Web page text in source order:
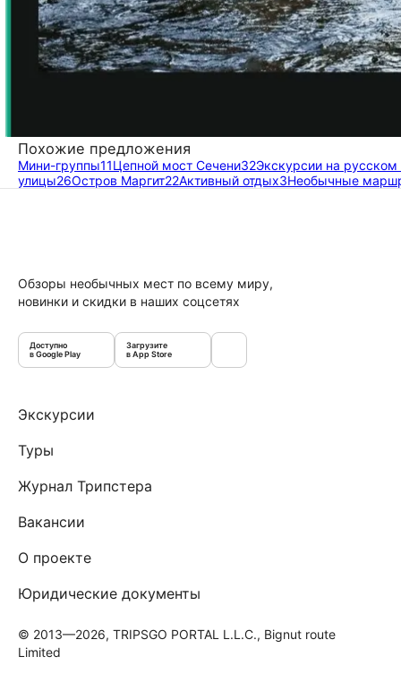
Похожие предложения
Мини-группы11Цепной мост Сечени32Экскурсии на русском
улицы26Остров Маргит22Активный отдых3Необычные
Обзоры необычных мест по всему миру,
новинки и скидки в наших соцсетях
Доступно
в Google Play
Загрузите
в App Store
Экскурсии
Туры
Журнал Трипстера
Вакансии
О проекте
Юридические документы
© 2013—2026, TRIPSGO PORTAL L.L.C., Bignut route
Limited